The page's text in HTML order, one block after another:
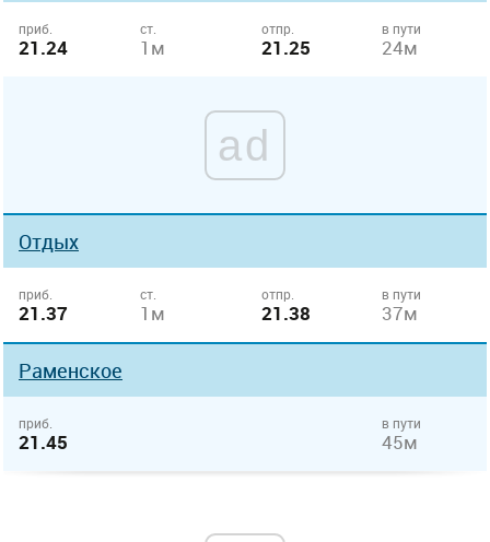
приб.
21.24
ст.
1м
отпр.
21.25
в пути
24м
ad
Отдых
приб.
21.37
ст.
1м
отпр.
21.38
в пути
37м
Раменское
приб.
21.45
в пути
45м